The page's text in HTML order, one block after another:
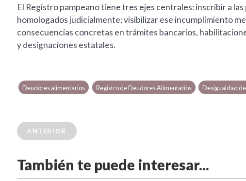
El Registro pampeano tiene tres ejes centrales: inscribir a
homologados judicialmente; visibilizar ese incumplimiento
consecuencias concretas en trámites bancarios,
y designaciones estatales.
Deudores alimentarios Registro de Deudores Alimentarios Desigualdad
ANTERIOR
También te puede interesar...